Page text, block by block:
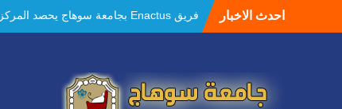
احدث الاخبار
في الاستدامة بالمسابقة القومية Enactus
Egypt 2026
POEM دون جراحة .
النعماني يلتقي بمدير امن سوهاج الجديد